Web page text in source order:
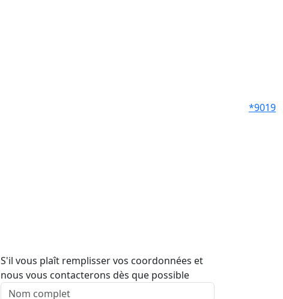
*9019
S'il vous plaît remplisser vos coordonnées et
nous vous contacterons dès que possible